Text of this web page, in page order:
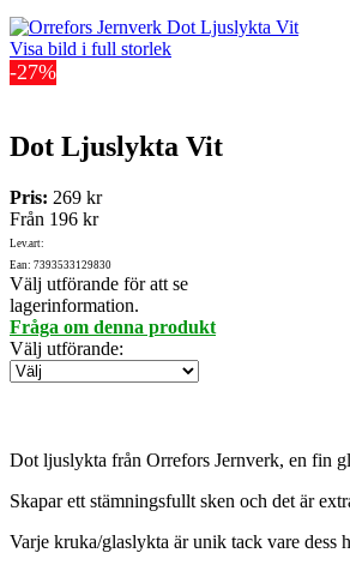
Visa bild i full storlek
-27%
Dot Ljuslykta Vit
Pris: 269 kr
Från 196 kr
Lev.art:
Ean: 7393533129830
Välj utförande för att se
lagerinformation.
Fråga om denna produkt
Välj utförande:
Dot ljuslykta från Orrefors Jernverk, en fin
Skapar ett stämningsfullt sken och det är
Varje kruka/glaslykta är unik tack vare dess